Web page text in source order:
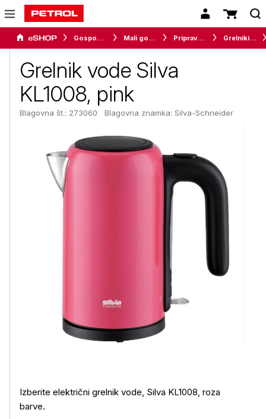
Gospodinjski aparati Mali gospodinjski aparati Priprava napitkov Grelniki vode
Grelnik vode Silva
KL1008, pink
Blagovna št.: 273060 Blagovna znamka: Silva-Schneider
Izberite električni grelnik vode, Silva KL1008, roza
barve.